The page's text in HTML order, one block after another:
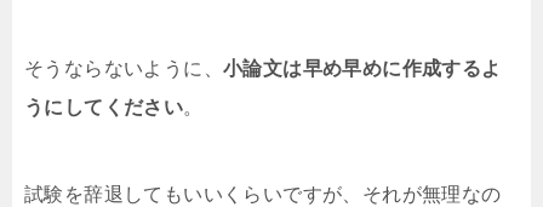
そうならないように、 小論文は早め早めに作成するよ
うにしてください。
試験を辞退してもいいくらいですが、それが無理なの